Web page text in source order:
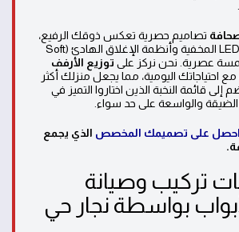
تصاميم حصرية تعكس ذوقك الرفيع،
مع دمج إضاءات الـ LED المخفية وأنظمة الإغلاق الهادئ (Soft
توزيع الأرفف
احتياجاتك اليومية، مما يجعل منزلك أكثر
إلى قائمة النخبة الذين اختاروا التميز في
والواسعة على حد سواء.
واحصل على تصميمك المخصص الذي يجمع
تركيب وصيانة
بواسطة نجار حي